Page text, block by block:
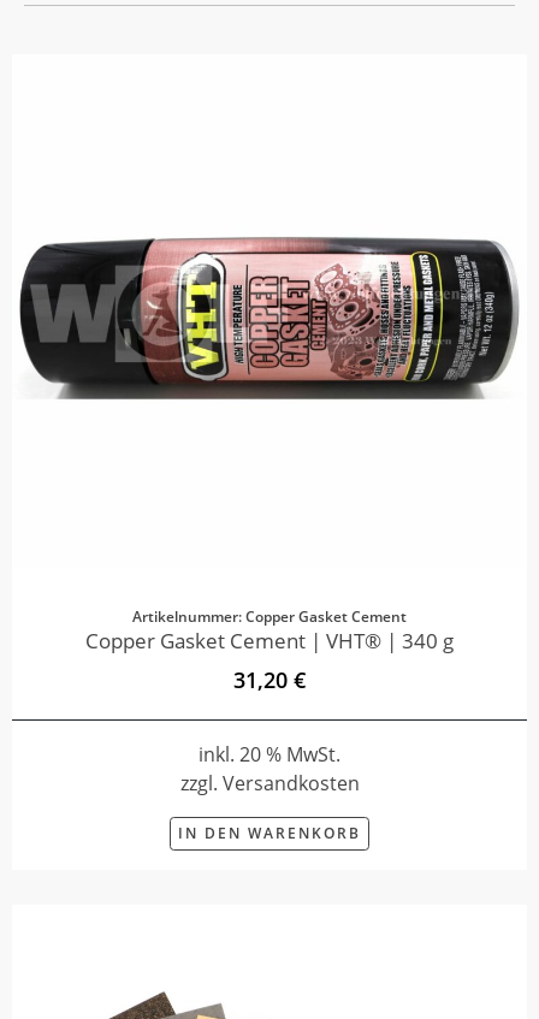
Artikelnummer: Copper Gasket Cement
Copper Gasket Cement | VHT® | 340 g
31,20 €
inkl. 20 % MwSt.
zzgl. Versandkosten
IN DEN WARENKORB